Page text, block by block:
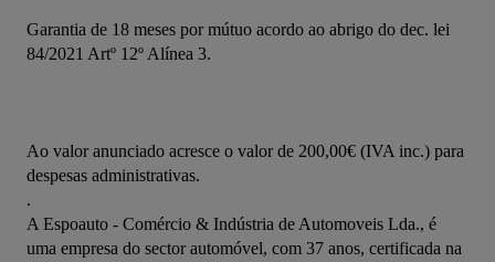
Garantia de 18 meses por mútuo acordo ao abrigo do dec. lei
84/2021 Artº 12º Alínea 3.
Ao valor anunciado acresce o valor de 200,00€ (IVA inc.) para
despesas administrativas.
.
A Espoauto - Comércio & Indústria de Automoveis Lda., é
uma empresa do sector automóvel, com 37 anos, certificada na